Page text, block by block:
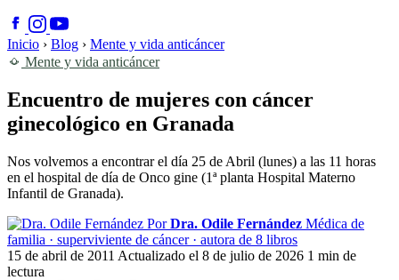
Inicio › Blog › Mente y vida anticáncer
Mente y vida anticáncer
Encuentro de mujeres con cáncer
ginecológico en Granada
Nos volvemos a encontrar el día 25 de Abril (lunes) a las 11 horas
en el hospital de día de Onco gine (1ª planta Hospital Materno
Infantil de Granada).
Por Dra. Odile Fernández Médica de
familia · superviviente de cáncer · autora de 8 libros
15 de abril de 2011 Actualizado el 8 de julio de 2026 1 min de
lectura